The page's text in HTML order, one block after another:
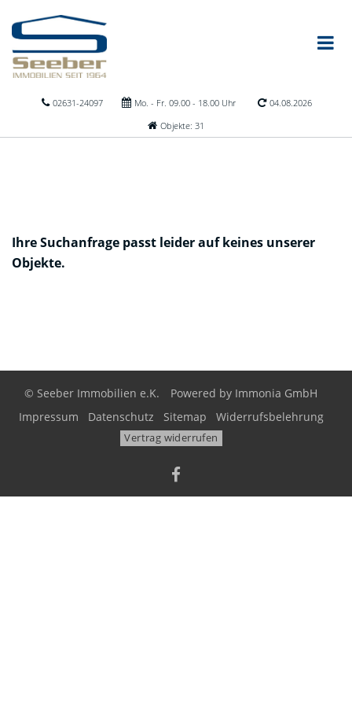
02631-24097 Mo. - Fr. 09.00 - 18.00 Uhr
04.08.2026
Objekte: 31
Ihre Suchanfrage passt leider auf keines unserer
Objekte.
© Seeber Immobilien e.K. Powered by Immonia GmbH
Impressum
Datenschutz Sitemap Widerrufsbelehrung
Vertrag widerrufen